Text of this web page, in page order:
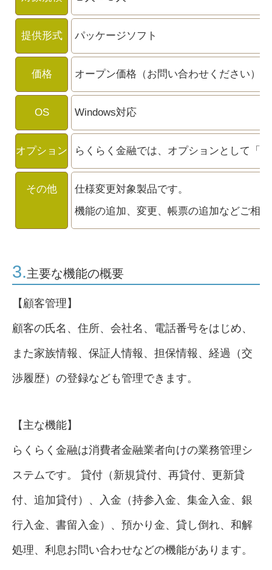
提供形式 パッケージソフト
価格 オープン価格（お問い合わせください）
OS Windows対応
オプション らくらく金融では、オプションとして「
その他
仕様変更対象製品です。
機能の追加、変更、帳票の追加などご相
3.主要な機能の概要
【顧客管理】
顧客の氏名、住所、会社名、電話番号をはじめ、
また家族情報、保証人情報、担保情報、経過（交
渉履歴）の登録なども管理できます。
【主な機能】
らくらく金融は消費者金融業者向けの業務管理シ
ステムです。 貸付（新規貸付、再貸付、更新貸
付、追加貸付）、入金（持参入金、集金入金、銀
行入金、書留入金）、預かり金、貸し倒れ、和解
処理、利息お問い合わせなどの機能があります。